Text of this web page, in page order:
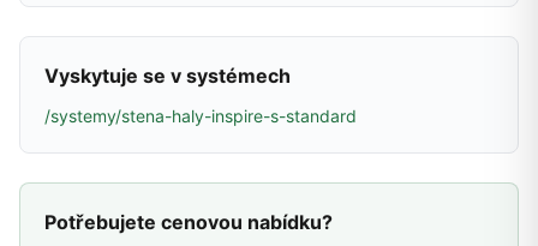
Vyskytuje se v systémech
/systemy/stena-haly-inspire-s-standard
Potřebujete cenovou nabídku?